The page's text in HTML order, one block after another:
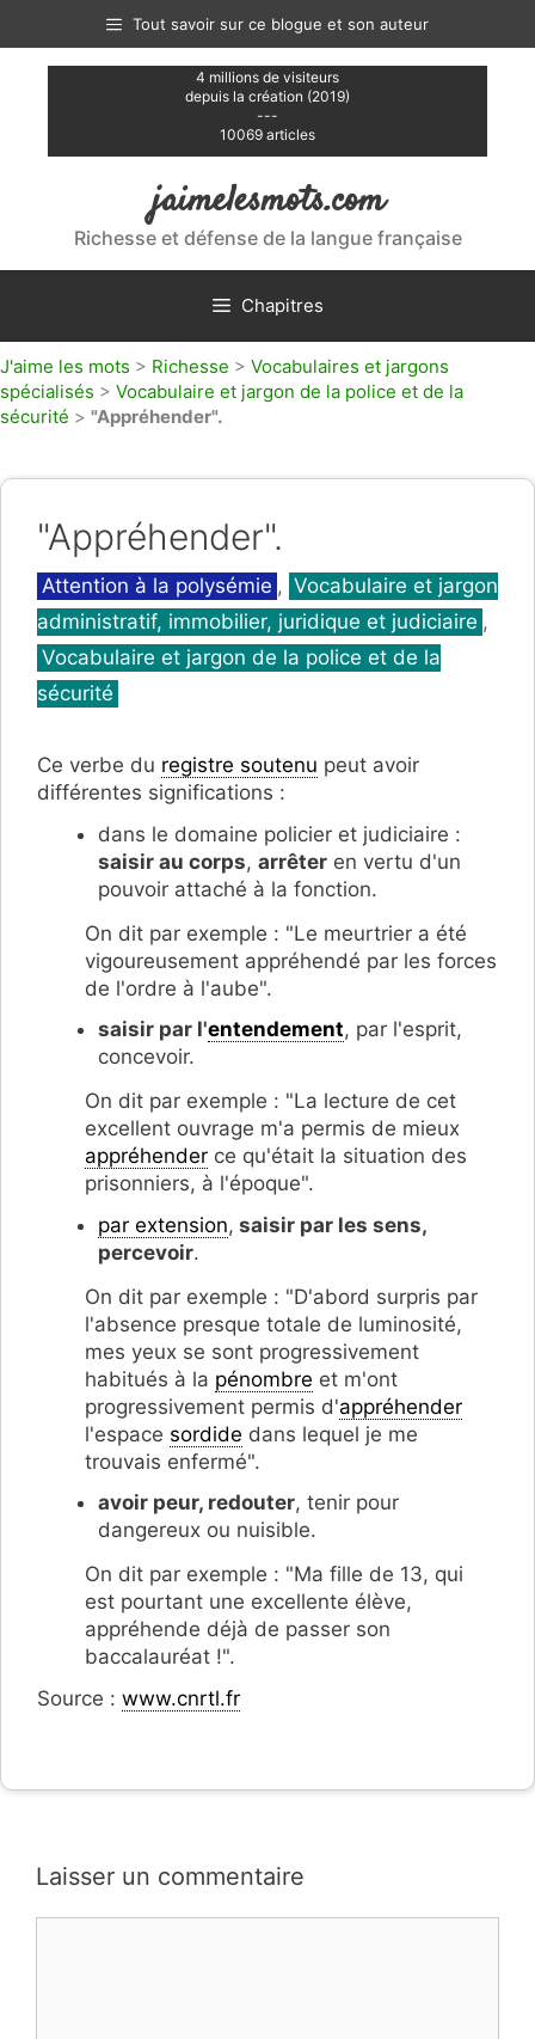
contenu
Tout savoir sur ce blogue et son auteur
4 millions de visiteurs
depuis la création (2019)
---
10069 articles
jaimelesmots.com
Richesse et défense de la langue française
Chapitres
J'aime les mots > Richesse > Vocabulaires et jargons
spécialisés > Vocabulaire et jargon de la police et de la
sécurité > "Appréhender".
"Appréhender".
Catégories
Attention à la polysémie , Vocabulaire et jargon
administratif, immobilier, juridique et judiciaire ,
Vocabulaire et jargon de la police et de la
sécurité
Ce verbe du registre soutenu peut avoir
différentes significations :
dans le domaine policier et judiciaire :
saisir au corps, arrêter en vertu d'un
pouvoir attaché à la fonction.
On dit par exemple : "Le meurtrier a été
vigoureusement appréhendé par les forces
de l'ordre à l'aube".
saisir par l'entendement, par l'esprit,
concevoir.
On dit par exemple : "La lecture de cet
excellent ouvrage m'a permis de mieux
appréhender ce qu'était la situation des
prisonniers, à l'époque".
par extension, saisir par les sens,
percevoir.
On dit par exemple : "D'abord surpris par
l'absence presque totale de luminosité,
mes yeux se sont progressivement
habitués à la pénombre et m'ont
progressivement permis d'appréhender
l'espace sordide dans lequel je me
trouvais enfermé".
avoir peur, redouter, tenir pour
dangereux ou nuisible.
On dit par exemple : "Ma fille de 13, qui
est pourtant une excellente élève,
appréhende déjà de passer son
baccalauréat !".
Source : www.cnrtl.fr
Laisser un commentaire